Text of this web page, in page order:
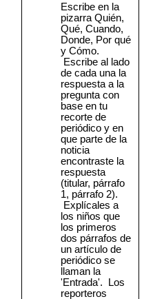
Escribe en la
pizarra Quién,
Qué, Cuando,
Donde, Por qué
y Cómo.
Escribe al lado
de cada una la
respuesta a la
pregunta con
base en tu
recorte de
periódico y en
que parte de la
noticia
encontraste la
respuesta
(titular, párrafo
1, párrafo 2).
Explícales a
los niños que
los primeros
dos párrafos de
un artículo de
periódico se
llaman la
'Entrada'.
Los
reporteros